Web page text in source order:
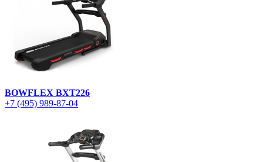
BOWFLEX BXT226
+7 (495) 989-87-04